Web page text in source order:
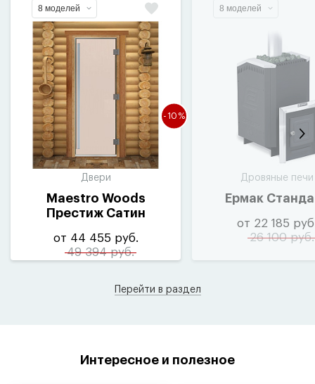
8 моделей
-10%
Двери
Maestro Woods
Престиж Сатин
от 44 455 руб.
49 394 руб.
8 моделей
Дровяные печи
Ермак
от 22 185
26 100 руб.
Перейти в раздел
Интересное и полезное